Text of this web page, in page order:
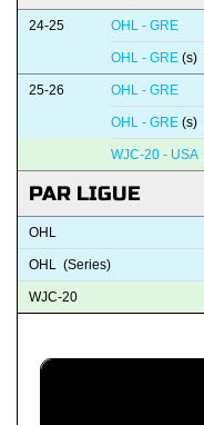
24-25 OHL - GRE
OHL - GRE (s)
25-26 OHL - GRE
OHL - GRE (s)
WJC-20 - USA
PAR LIGUE
OHL
OHL (Series)
WJC-20